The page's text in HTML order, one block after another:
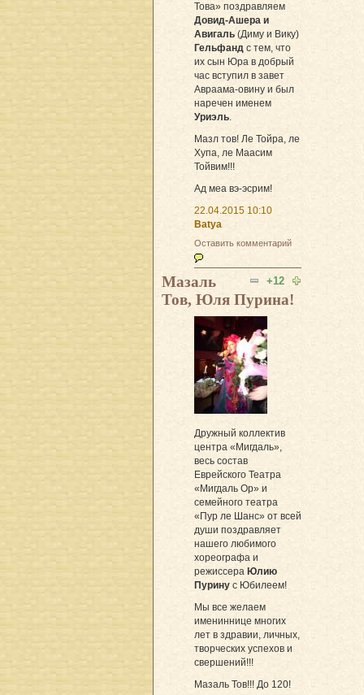
Това» поздравляем
Довид-Ашера и
Авигаль (Диму и Вику)
Гельфанд с тем, что
их сын Юра в добрый
час вступил в завет
Авраама-овину и был
наречен именем
Уриэль.
Мазл тов! Ле Тойра, ле
Хупа, ле Маасим
Тойвим!!!
Ад меа вэ-эсрим!
22.04.2015 10:10
Batya
Оставить комментарий
+12
Мазаль
Тов, Юля Пурина!
Дружный коллектив
центра «Мигдаль»,
весь состав
Еврейского Театра
«Мигдаль Ор» и
семейного театра
«Пур ле Шанс» от всей
души поздравляет
нашего любимого
хореографа и
режиссера Юлию
Пурину с Юбилеем!
Мы все желаем
имениннице многих
лет в здравии, личных,
творческих успехов и
свершений!!!
Мазаль Тов!!! До 120!